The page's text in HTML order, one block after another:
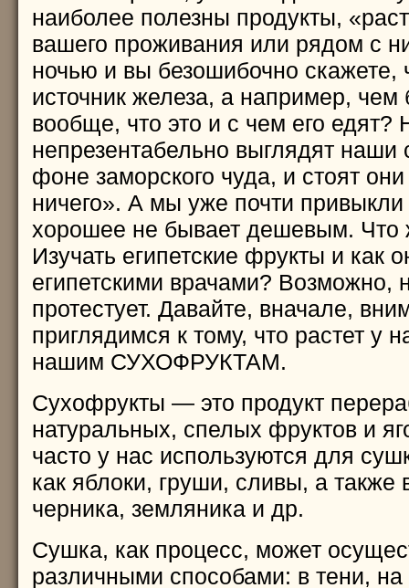
наиболее полезны продукты,
вашего проживания или рядом с
ночью и вы безошибочно скажете,
источник железа, а например, чем
вообще, что это и с чем его едят?
непрезентабельно выглядят наши
фоне заморского чуда, и стоят они
ничего». А мы уже почти привыкли
хорошее не бывает дешевым. Что
Изучать египетские фрукты и как
египетскими врачами? Возможно,
протестует. Давайте, вначале,
приглядимся к тому, что растет у
нашим СУХОФРУКТАМ.
Сухофрукты — это продукт
натуральных, спелых фруктов и
часто у нас используются для
как яблоки, груши, сливы, а также
черника, земляника и др.
Сушка, как процесс, может
различными способами: в тени, на